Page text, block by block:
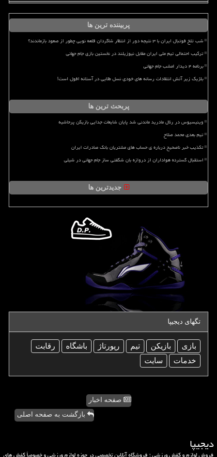
پربیننده ترین ها
شب تلخ فوتبال ایران با ۳ نتیجه دور از انتظار شاگردان قلعه نویی چطور از صعود بازماندند؟
ترکیب احتمالی تیم ملی ایران مقابل نیوزیلند در نخستین بازی جام جهانی
برنامه ۴ دیدار امشب جام جهانی
بلژیک زیر آتش انتقادات رسانه های خودی نسل طلایی در آستانه افول است!
پربحث ترین ها
وینیسیوس در رئال مادرید ماندنی شد پایان شایعات جدایی بازیکن پرحاشیه
تیم بعدی محمد صلاح
تکذیب خبر ناصحیح درباره ی حساب های مشتریان بانک صادرات ایران
استقبال گسترده هواداران از دروازه بان شگفتی ساز جام جهانی در شیلی
جدیدترین ها
تگهای دیجیپا
بازی بازیكن تیم رپورتاژ باشگاه
رقابت
خدمات
سایت
صفحه اخبار
بازگشت به صفحه اصلی
دیجیپا